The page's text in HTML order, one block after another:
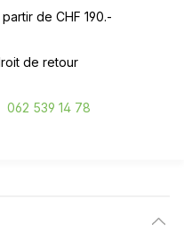
de CHF 190.-
de retour
062 539 14 78